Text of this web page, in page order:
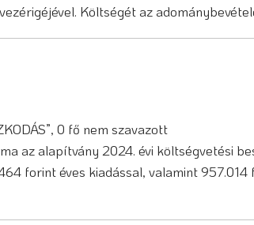
Költségét az
0 fő nem szavazott
az alapítvány 2024. évi költségvetési
forint éves kiadással, valamint